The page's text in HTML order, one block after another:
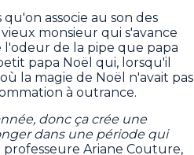
associe au son des
monsieur qui s'avance
l'odeur de la pipe que papa
papa Noël qui, lorsqu'il
la magie de Noël n'avait pas
à outrance.
donc ça crée une
dans une période qui
professeure Ariane Couture,